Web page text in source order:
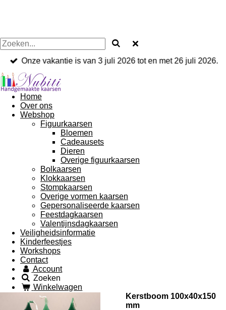
Onze vakantie is van 3 juli 2026 tot en met 26 juli 2026.
Home
Over ons
Webshop
Figuurkaarsen
Bloemen
Cadeausets
Dieren
Overige figuurkaarsen
Bolkaarsen
Klokkaarsen
Stompkaarsen
Overige vormen kaarsen
Gepersonaliseerde kaarsen
Feestdagkaarsen
Valentijnsdagkaarsen
Veiligheidsinformatie
Kinderfeestjes
Workshops
Contact
Account
Zoeken
Winkelwagen
Kerstboom 100x40x150
mm